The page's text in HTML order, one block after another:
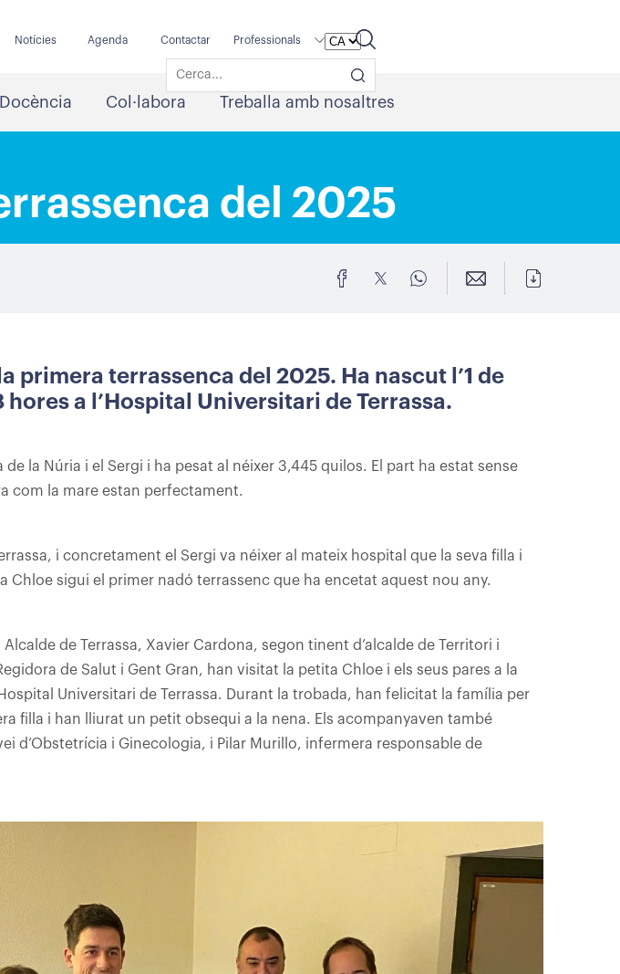
Notícies Agenda Contactar Professionals
Docència Col·labora Treballa amb nosaltres
del 2025
primera terrassenca del 2025. Ha nascut l’1 de
hores a l’Hospital Universitari de Terrassa.
de la Núria i el Sergi i ha pesat al néixer 3,445 quilos. El part ha estat sense
com la mare estan perfectament.
i concretament el Sergi va néixer al mateix hospital que la seva filla i
Chloe sigui el primer nadó terrassenc que ha encetat aquest nou any.
de Terrassa, Xavier Cardona, segon tinent d’alcalde de Territori i
de Salut i Gent Gran, han visitat la petita Chloe i els seus pares a la
Universitari de Terrassa. Durant la trobada, han felicitat la família per
filla i han lliurat un petit obsequi a la nena. Els acompanyaven també
d’Obstetrícia i Ginecologia, i Pilar Murillo, infermera responsable de